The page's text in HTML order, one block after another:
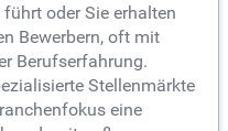
oder Sie erhalten
Bewerbern, oft mit
Berufserfahrung.
Stellenmärkte
eine